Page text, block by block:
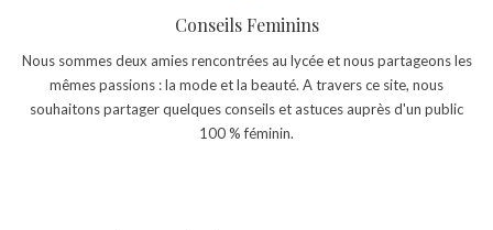
Conseils Feminins
Nous sommes deux amies rencontrées au lycée et nous partageons les
mêmes passions : la mode et la beauté. A travers ce site, nous
souhaitons partager quelques conseils et astuces auprès d'un public
100 % féminin.